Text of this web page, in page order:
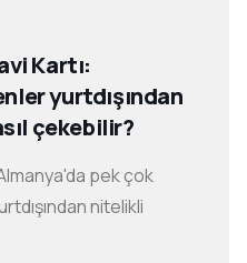
Kartı:
yurtdışından
çekebilir?
pek çok
nitelikli